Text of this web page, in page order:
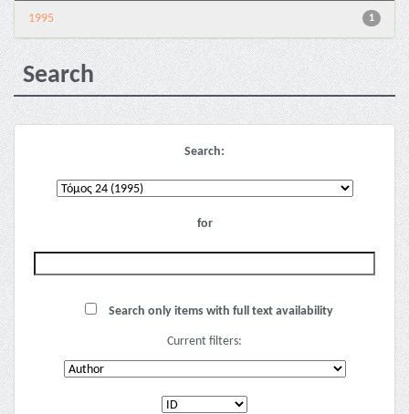
1
1995
Search
Search:
for
Search only items with full text availability
Current filters: